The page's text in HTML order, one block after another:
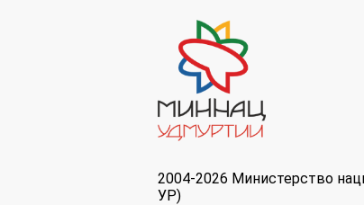
2004-2026 Министерство
УР)